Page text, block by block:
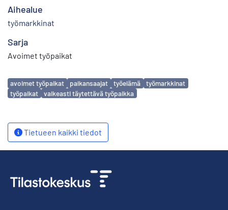
Aihealue
työmarkkinat
Sarja
Avoimet työpaikat
Avainsanat
avoimet työpaikat palkansaajat työelämä
työmarkkinat
työpaikat
vaikeasti täytettävä työpaikka
Tietueen kaikki tiedot